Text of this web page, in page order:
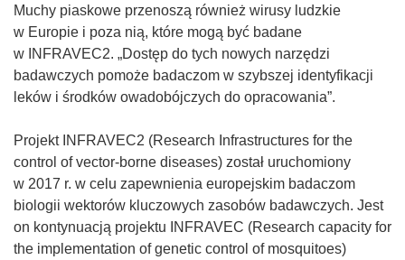
i
e
)
Muchy piaskowe przenoszą również wirusy ludzkie
w Europie i poza nią, które mogą być badane
w INFRAVEC2. „Dostęp do tych nowych narzędzi
badawczych pomoże badaczom w szybszej identyfikacji
leków i środków owadobójczych do opracowania”.
Projekt INFRAVEC2 (Research Infrastructures for the
control of vector-borne diseases) został uruchomiony
w 2017 r. w celu zapewnienia europejskim badaczom
biologii wektorów kluczowych zasobów badawczych. Jest
on kontynuacją projektu INFRAVEC (Research capacity for
the implementation of genetic control of mosquitoes)